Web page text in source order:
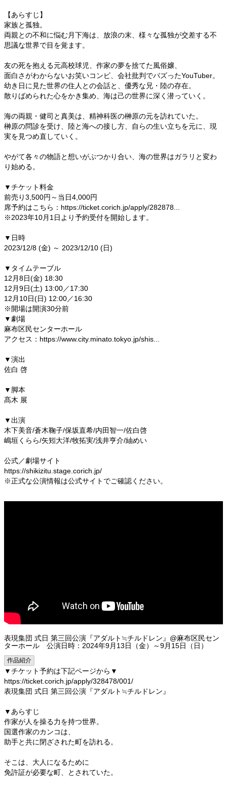
【あらすじ】
家族と孤独。
両親との不和に悩む月下海は、放浪の末、様々な孤独が交差する不
思議な世界で目を覚ます。
友の死を抱える元高校球児、作家の夢を捨てた風俗嬢、
面白さがわからないお笑いコンビ、会社批判でバズったYouTuber。
幼き日に見た世界の住人との会話と、優秀な兄・陸の存在。
散りばめられた心をかき集め、海は己の世界に深く潜っていく。
海の両親・健司と真美は、精神科医の榊原の元を訪れていた。
榊原の問診を受け、陸と海への接し方、自らの生い立ちを元に、現
実を見つめ直していく。
やがて各々の物語と想いがぶつかり合い、海の世界はガラリと変わ
り始める。
▼チケット料金
前売り3,500円～当日4,000円
席予約はこちら：https://ticket.corich.jp/apply/282878...
※2023年10月1日より予約受付を開始します。
▼日時
2023/12/8 (金) ～ 2023/12/10 (日)
▼タイムテーブル
12月8日(金) 18:30
12月9日(土) 13:00／17:30
12月10日(日) 12:00／16:30
※開場は開演30分前
▼劇場
麻布区民センターホール
アクセス：https://www.city.minato.tokyo.jp/shis...
▼演出
佐白 啓
▼脚本
髙木 展
▼出演
木下美音/蒼木鞠子/保坂直希/内田智一/佐白啓
嶋垣くらら/矢矧大洋/牧拓実/浅井亨介/紬めい
公式／劇場サイト
https://shikizitu.stage.corich.jp/
※正式な公演情報は公式サイトでご確認ください。
表現集団 式日 第三回公演『アダルト≒チルドレン』@麻布区民セン
ターホール 公演日時：2024年9月13日（金）～9月15日（日）
作品紹介
▼チケット予約は下記ページから▼
https://ticket.corich.jp/apply/328478/001/
表現集団 式日 第三回公演『アダルト≒チルドレン』
▼あらすじ
作家が人を操る力を持つ世界。
国選作家のカンコは、
助手と共に閉ざされた町を訪れる。
そこは、大人になるために
免許証が必要な町、とされていた。